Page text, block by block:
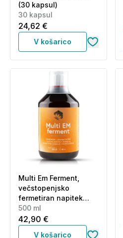
(30 kapsul)
30 kapsul
24,62 €
V košarico
Multi Em Ferment,
večstopenjsko
fermetiran napitek
(500 ml)
500 ml
42,90 €
V košarico